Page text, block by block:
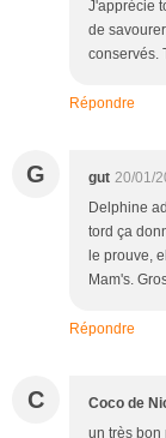
J'apprécie
de
conservés.
Répondre
G gut 20/01/
Delphine
tord ça
le prouve,
Mam's.
Répondre
C Coco de
un très bon